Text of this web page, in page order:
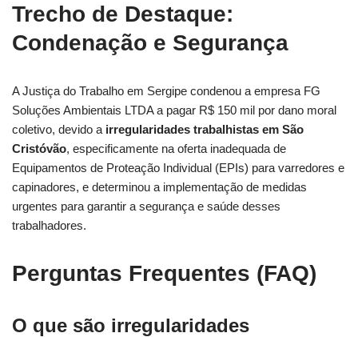
Trecho de Destaque:
Condenação e Segurança
A Justiça do Trabalho em Sergipe condenou a empresa FG
Soluções Ambientais LTDA a pagar R$ 150 mil por dano moral
coletivo, devido a irregularidades trabalhistas em São
Cristóvão, especificamente na oferta inadequada de
Equipamentos de Proteação Individual (EPIs) para varredores e
capinadores, e determinou a implementação de medidas
urgentes para garantir a segurança e saúde desses
trabalhadores.
Perguntas Frequentes (FAQ)
O que são irregularidades